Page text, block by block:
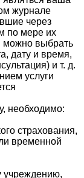
журнале
через
по мере их
можно выбрать
дату и время,
и т. д.
услуги
необходимо:
страхования,
временной
учреждению,